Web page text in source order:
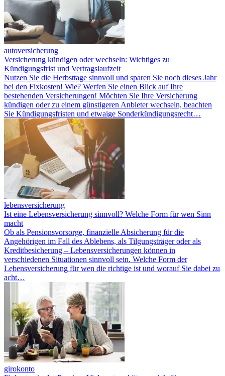
autoversicherung
Versicherung kündigen oder wechseln: Wichtiges zu
Kündigungsfrist und Vertragslaufzeit
Nutzen Sie die Herbsttage sinnvoll und sparen Sie noch dieses Jahr
bei den Fixkosten! Wie? Werfen Sie einen Blick auf Ihre
bestehenden Versicherungen! Möchten Sie Ihre Versicherung
kündigen oder zu einem günstigeren Anbieter wechseln, beachten
Sie Kündigungsfristen und etwaige Sonderkündigungsrecht…
lebensversicherung
Ist eine Lebensversicherung sinnvoll? Welche Form für wen Sinn
macht
Ob als Pensionsvorsorge, finanzielle Absicherung für die
Angehörigen im Fall des Ablebens, als Tilgungsträger oder als
Kreditbesicherung – Lebensversicherungen können in
verschiedenen Situationen sinnvoll sein. Welche Form der
Lebensversicherung für wen die richtige ist und worauf Sie dabei zu
acht…
girokonto